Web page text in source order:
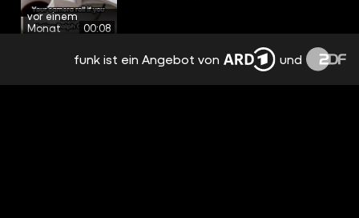
vor einem
Monat
00:08
vor einem
ICH DATE NUR ICONS
funk ist ein Angebot von und